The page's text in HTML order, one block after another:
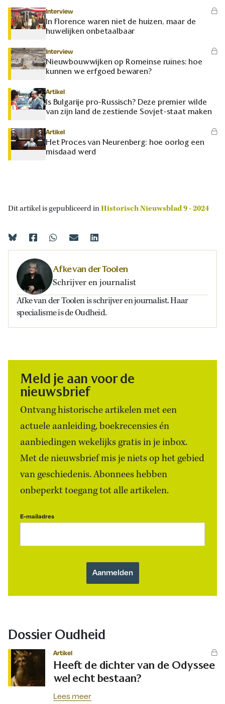
Interview
In Florence waren niet de huizen, maar de
huwelijken onbetaalbaar
Interview
Nieuwbouwwijken op Romeinse ruïnes: hoe
kunnen we erfgoed bewaren?
Artikel
Is Bulgarije pro-Russisch? Deze premier wilde
van zijn land de zestiende Sovjet-staat maken
Artikel
Het Proces van Neurenberg: hoe oorlog een
misdaad werd
Dit artikel is gepubliceerd inHistorisch Nieuwsblad 9 - 2024
Afke van der Toolen
Schrijver en journalist
Afke van der Toolen is schrijver en journalist. Haar
specialisme is de Oudheid.
Meld je aan voor de
nieuwsbrief
Ontvang historische artikelen met een
actuele aanleiding, boekrecensies én
aanbiedingen wekelijks gratis in je inbox.
Met de nieuwsbrief mis je niets op het gebied
van geschiedenis. Abonnees hebben
onbeperkt toegang tot alle artikelen.
E-mailadres
Dossier Oudheid
Artikel
Heeft de dichter van de Odyssee
wel echt bestaan?
Lees meer